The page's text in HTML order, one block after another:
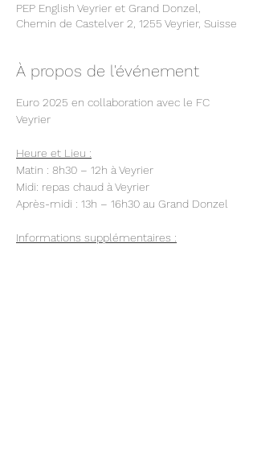
PEP English Veyrier et Grand Donzel,
Chemin de Castelver 2, 1255 Veyrier, Suisse
À propos de l'événement
Euro 2025 en collaboration avec le FC
Veyrier
Heure et Lieu :
Matin : 8h30 – 12h à Veyrier
Midi: repas chaud à Veyrier
Après-midi : 13h – 16h30 au Grand Donzel
Informations supplémentaires :